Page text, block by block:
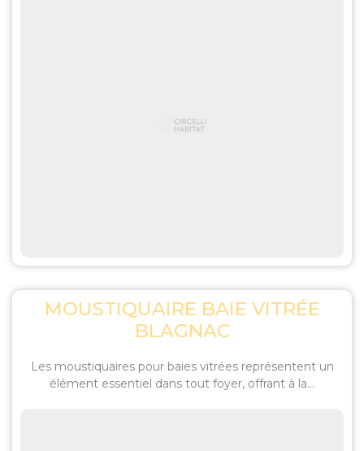
MOUSTIQUAIRE BAIE VITRÉE
BLAGNAC
Les moustiquaires pour baies vitrées représentent un
élément essentiel dans tout foyer, offrant à la...